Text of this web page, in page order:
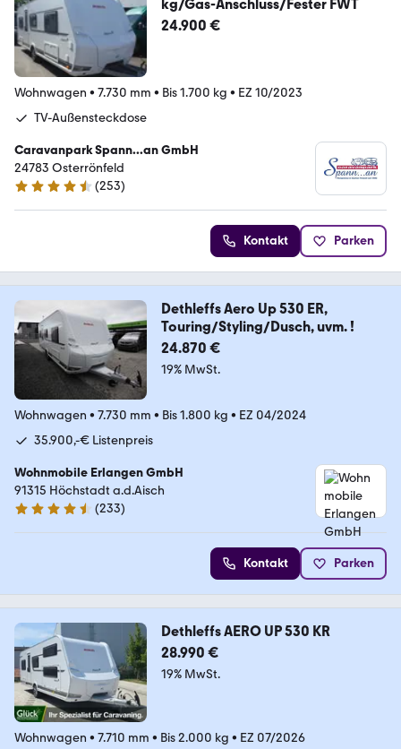
kg/Gas-Anschluss/Fester FWT
24.900 €
Wohnwagen • 7.730 mm • Bis 1.700 kg • EZ 10/2023
TV-Außensteckdose
Caravanpark Spann...an GmbH
24783 Osterrönfeld
4.7 Sterne
(253)
Kontakt Parken
Dethleffs Aero Up 530 ER,
Touring/Styling/Dusch, uvm. !
24.870 €
19% MwSt.
Wohnwagen • 7.730 mm • Bis 1.800 kg • EZ 04/2024
35.900,-€ Listenpreis
Wohnmobile Erlangen GmbH
91315 Höchstadt a.d.Aisch
4.6 Sterne
(233)
Kontakt Parken
Dethleffs AERO UP 530 KR
28.990 €
19% MwSt.
Wohnwagen • 7.710 mm • Bis 2.000 kg • EZ 07/2026